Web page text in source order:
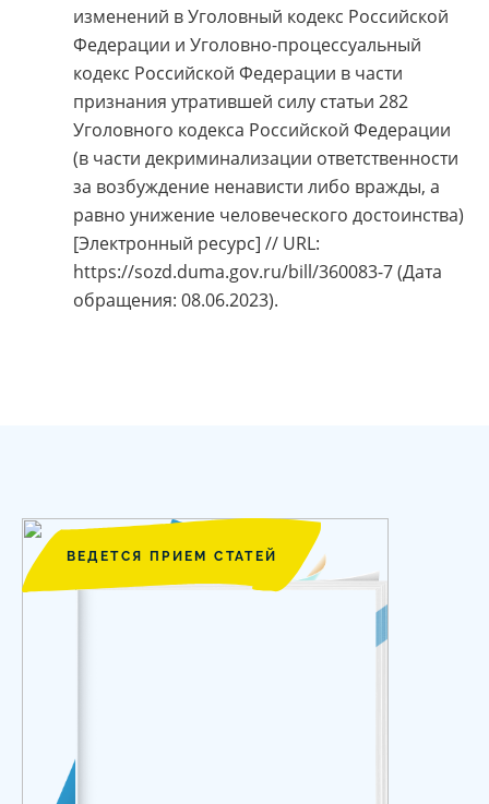
изменений в Уголовный кодекс Российской
Федерации и Уголовно-процессуальный
кодекс Российской Федерации в части
признания утратившей силу статьи 282
Уголовного кодекса Российской Федерации
(в части декриминализации ответственности
за возбуждение ненависти либо вражды, а
равно унижение человеческого достоинства)
[Электронный ресурс] // URL:
https://sozd.duma.gov.ru/bill/360083-7 (Дата
обращения: 08.06.2023).
ВЕДЕТСЯ ПРИЕМ СТАТЕЙ